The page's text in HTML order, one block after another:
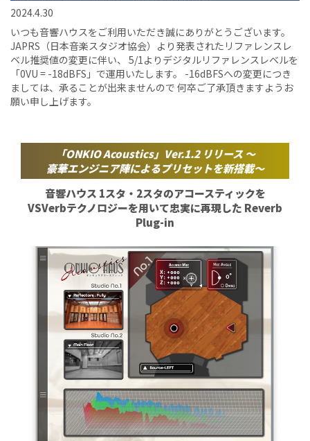
2024.4.30
いつも音響ハウスをご利用いただき誠にありがとうございます。
JAPRS（日本音楽スタジオ協会）より発表されたリファレンスレ
ベル推奨値の変更に伴い、 5/1よりデジタルリファレンスレベルを
「0VU = -18dBFS」で運用いたします。 -16dBFSへの変更につき
ましては、承ることが出来ませんので 何卒ご了承頂きますようお
願い申し上げます。
「ONKIO Acoustics」Ver.1.2 リリース〜
豪華エンジニア陣によるプリセットを新搭載〜
音響ハウス 1スタ・2スタのアコースティックを
VSVerbテクノロジーを用いて忠実に再現した Reverb
Plug-in